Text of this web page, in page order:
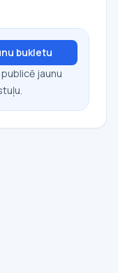
bukletu
jaunu